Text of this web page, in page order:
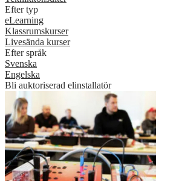
Efter typ
eLearning
Klassrumskurser
Livesända kurser
Efter språk
Svenska
Engelska
Bli auktoriserad elinstallatör